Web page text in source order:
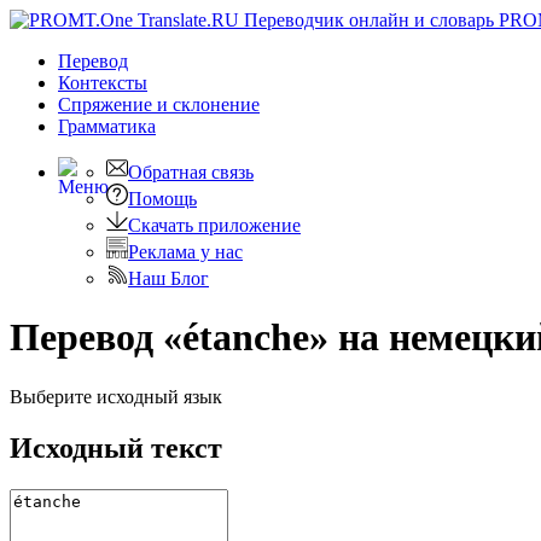
Перевод
Контексты
Спряжение и склонение
Грамматика
Обратная связь
Помощь
Скачать приложение
Реклама у нас
Наш Блог
Перевод «étanche» на
Выберите исходный язык
Исходный текст